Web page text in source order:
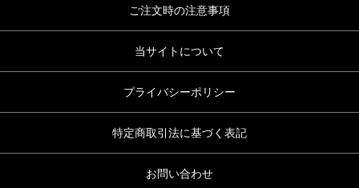
ご注文時の注意事項
当サイトについて
プライバシーポリシー
特定商取引法に基づく表記
お問い合わせ